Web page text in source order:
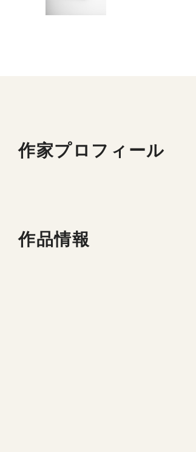
作家プロフィール
作品情報